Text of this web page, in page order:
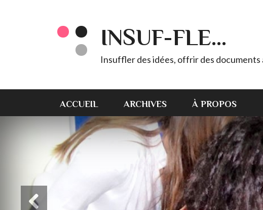
INSUF-FLE...
Insuffler des idées, offrir des
ACCUEIL ARCHIVES À PROPOS